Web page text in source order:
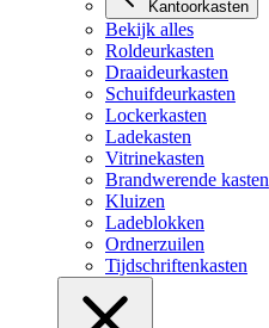
Kantoorkasten
Bekijk alles
Roldeurkasten
Draaideurkasten
Schuifdeurkasten
Lockerkasten
Ladekasten
Vitrinekasten
Brandwerende kasten
Kluizen
Ladeblokken
Ordnerzuilen
Tijdschriftenkasten